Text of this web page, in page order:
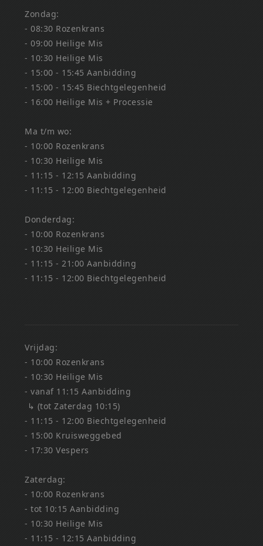
Zondag:
- 08:30 Rozenkrans
- 09:00 Heilige Mis
- 10:30 Heilige Mis
- 15:00 - 15:45 Aanbidding
- 15:00 - 15:45 Biechtgelegenheid
- 16:00 Heilige Mis + Processie
Ma t/m wo:
- 10:00 Rozenkrans
- 10:30 Heilige Mis
- 11:15 - 12:15 Aanbidding
- 11:15 - 12:00 Biechtgelegenheid
Donderdag:
- 10:00 Rozenkrans
- 10:30 Heilige Mis
- 11:15 - 21:00 Aanbidding
- 11:15 - 12:00 Biechtgelegenheid
Vrijdag:
- 10:00 Rozenkrans
- 10:30 Heilige Mis
- vanaf 11:15 Aanbidding
↳ (tot Zaterdag 10:15)
- 11:15 - 12:00 Biechtgelegenheid
- 15:00 Kruisweggebed
- 17:30 Vespers
Zaterdag:
- 10:00 Rozenkrans
- tot 10:15 Aanbidding
- 10:30 Heilige Mis
- 11:15 - 12:15 Aanbidding